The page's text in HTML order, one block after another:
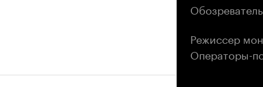
Режиссер
Операторы-